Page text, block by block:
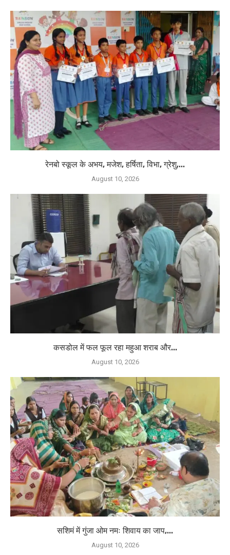
रेनबो स्कूल के अभय, मजेश, हर्षिता, विभा, ग्रेशु,...
August 10, 2026
कसडोल में फल फूल रहा महुआ शराब और...
August 10, 2026
सशिमं में गुंजा ओम नमः शिवाय का जाप,...
August 10, 2026